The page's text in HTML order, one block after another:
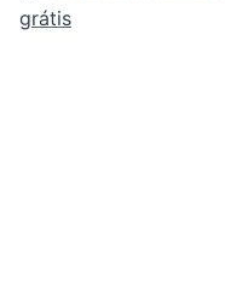
grátis